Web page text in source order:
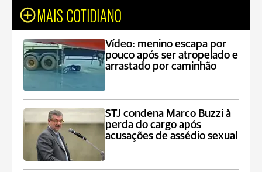
MAIS COTIDIANO
Vídeo: menino escapa por
pouco após ser atropelado e
arrastado por caminhão
STJ condena Marco Buzzi à
perda do cargo após
acusações de assédio sexual